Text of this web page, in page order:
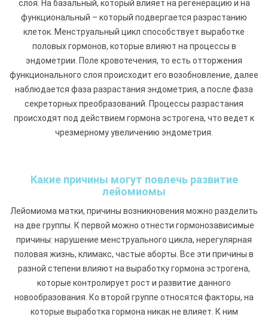
слоя. На базальный, который влияет на регенерацию и на
функциональный – который подвергается разрастанию
клеток. Менструальный цикл способствует выработке
половых гормонов, которые влияют на процессы в
эндометрии. Поле кровотечения, то есть отторжения
функционального слоя происходит его возобновление, далее
наблюдается фаза разрастания эндометрия, а после фаза
секреторных преобразований. Процессы разрастания
происходят под действием гормона эстрогена, что ведет к
чрезмерному увеличению эндометрия.
Какие причины могут повлечь развитие
лейомиомы
Лейомиома матки, причины возникновения можно разделить
на две группы. К первой можно отнести гормонозависимые
причины: нарушение менструального цикла, нерегулярная
половая жизнь, климакс, частые аборты. Все эти причины в
разной степени влияют на выработку гормона эстрогена,
которые контролирует рост и развитие данного
новообразования. Ко второй группе относятся факторы, на
которые выработка гормона никак не влияет. К ним